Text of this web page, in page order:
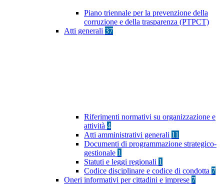
Piano triennale per la prevenzione della
corruzione e della trasparenza (PTPCT)
Atti generali 37
Riferimenti normativi su organizzazione e
attività 4
Atti amministrativi generali 11
Documenti di programmazione strategico-
gestionale 1
Statuti e leggi regionali 1
Codice disciplinare e codice di condotta 7
Oneri informativi per cittadini e imprese 7